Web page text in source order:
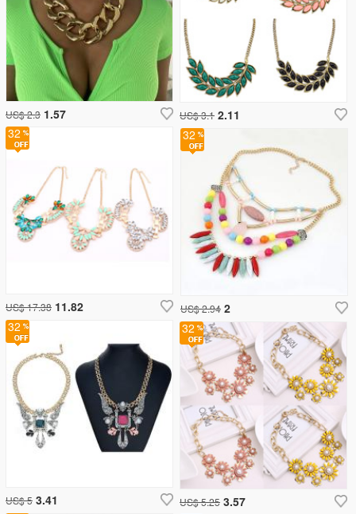
US$ 3.1 2.11
US$ 2.3 1.57
32
US$ 5 3.41
32
US$ 2.94 2
32
US$ 17.38 11.82
32
US$ 5.25 3.57